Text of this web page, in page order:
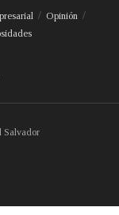
Opinión
Salvador